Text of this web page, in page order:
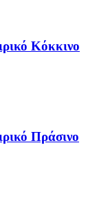
Κόκκινο
Πράσινο